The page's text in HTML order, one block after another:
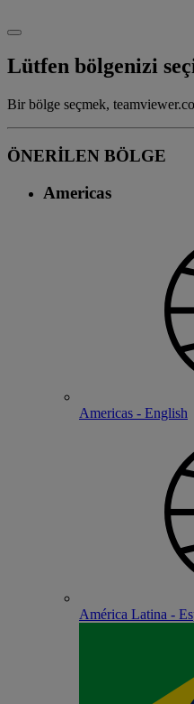
Lütfen bölgenizi
Bir bölge seçmek,
ÖNERİLEN BÖLGE
Americas
Americas - English
América Latina -